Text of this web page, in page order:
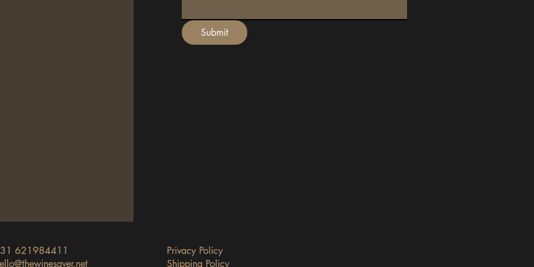
Submit
621984411
Privacy Policy
Shipping Policy